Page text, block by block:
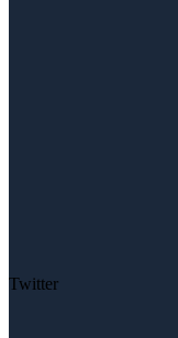
Twitter